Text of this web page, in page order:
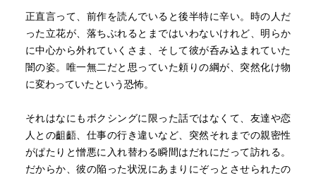
正直言って、前作を読んでいると後半特に辛い。時の人だ
った立花が、落ちぶれるとまではいわないけれど、明らか
に中心から外れていくさま、そして彼が呑み込まれていた
闇の姿。唯一無二だと思っていた頼りの綱が、突然化け物
に変わっていたという恐怖。
それはなにもボクシングに限った話ではなくて、友達や恋
人との齟齬、仕事の行き違いなど、突然それまでの親密性
がぱたりと憎悪に入れ替わる瞬間はだれにだって訪れる。
だからか、彼の陥った状況にあまりにぞっとさせられたの